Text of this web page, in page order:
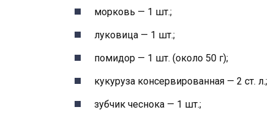
морковь — 1 шт.;
луковица — 1 шт.;
помидор — 1 шт. (около 50 г);
кукуруза консервированная — 2 ст. л.;
зубчик чеснока — 1 шт.;